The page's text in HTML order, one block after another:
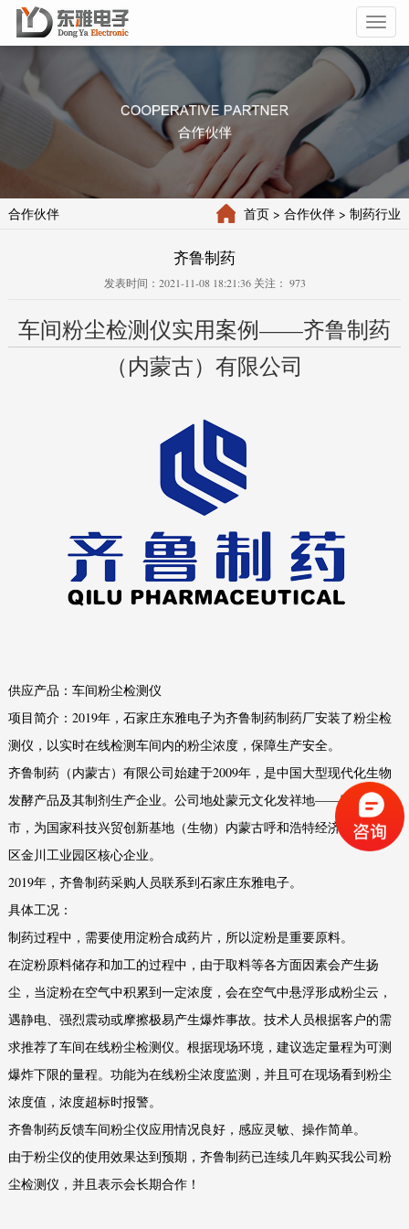
合作伙伴 首页 > 合作伙伴 > 制药行业
齐鲁制药
发表时间：2021-11-08 18:21:36 关注： 973
车间粉尘检测仪实用案例——齐鲁制药
（内蒙古）有限公司
供应产品：车间粉尘检测仪
项目简介：2019年，石家庄东雅电子为齐鲁制药制药厂安装了粉尘检
测仪，以实时在线检测车间内的粉尘浓度，保障生产安全。
齐鲁制药（内蒙古）有限公司始建于2009年，是中国大型现代化生物
发酵产品及其制剂生产企业。公司地处蒙元文化发祥地——呼和浩特
市，为国家科技兴贸创新基地（生物）内蒙古呼和浩特经济技术开发
区金川工业园区核心企业。
2019年，齐鲁制药采购人员联系到石家庄东雅电子。
具体工况：
制药过程中，需要使用淀粉合成药片，所以淀粉是重要原料。
在淀粉原料储存和加工的过程中，由于取料等各方面因素会产生扬
尘，当淀粉在空气中积累到一定浓度，会在空气中悬浮形成粉尘云，
遇静电、强烈震动或摩擦极易产生爆炸事故。技术人员根据客户的需
求推荐了车间在线粉尘检测仪。根据现场环境，建议选定量程为可测
爆炸下限的量程。功能为在线粉尘浓度监测，并且可在现场看到粉尘
浓度值，浓度超标时报警。
齐鲁制药反馈车间粉尘仪应用情况良好，感应灵敏、操作简单。
由于粉尘仪的使用效果达到预期，齐鲁制药已连续几年购买我公司粉
尘检测仪，并且表示会长期合作！